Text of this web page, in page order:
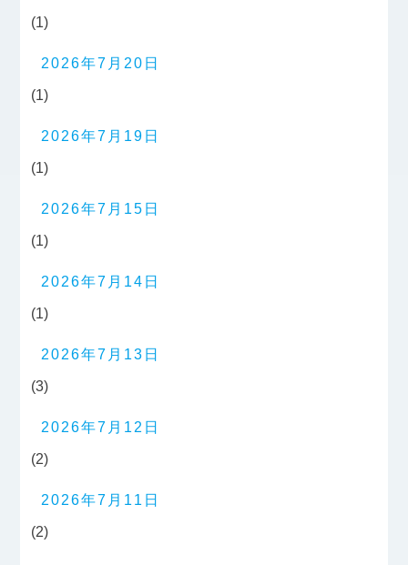
(1)
2026年7月20日
(1)
2026年7月19日
(1)
2026年7月15日
(1)
2026年7月14日
(1)
2026年7月13日
(3)
2026年7月12日
(2)
2026年7月11日
(2)